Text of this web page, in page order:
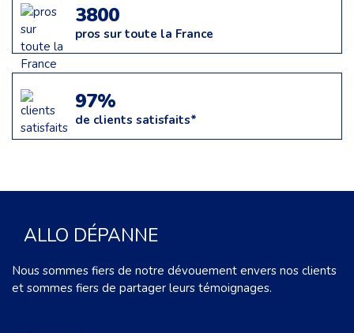
3800
pros sur toute la France
97%
de clients satisfaits*
ALLO DÉPANNE
Nous sommes fiers de notre dévouement envers nos clients
et sommes fiers de partager leurs témoignages.